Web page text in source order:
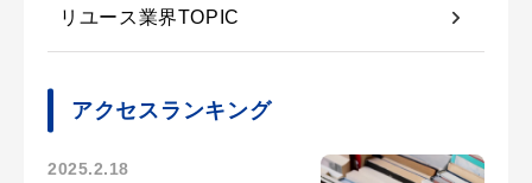
リユース業界TOPIC
アクセスランキング
2025.2.18